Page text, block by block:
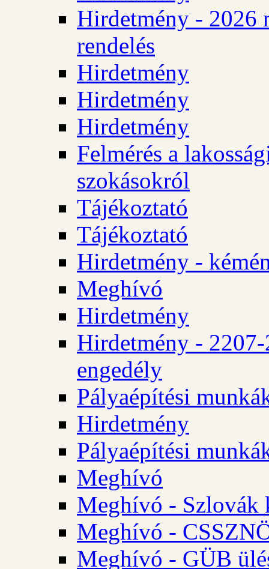
Hirdetmény - 2026
rendelés
Hirdetmény
Hirdetmény
Hirdetmény
Felmérés a
szokásokról
Tájékoztató
Tájékoztató
Hirdetmény -
Meghívó
Hirdetmény
Hirdetmény -
engedély
Pályaépítési
Hirdetmény
Pályaépítési
Meghívó
Meghívó - Szlovák
Meghívó -
Meghívó - GÜB